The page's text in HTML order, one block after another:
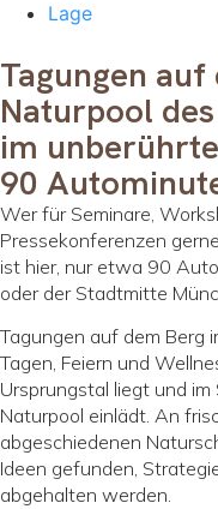
Lage
Tagungen auf
Naturpool
im
90
Wer für Seminare,
Pressekonferenzen
ist hier, nur etwa 90
oder der Stadtmitte
Tagungen auf dem Berg
Tagen, Feiern und
Ursprungstal liegt und
Naturpool einlädt. An
abgeschiedenen
Ideen gefunden,
abgehalten werden.